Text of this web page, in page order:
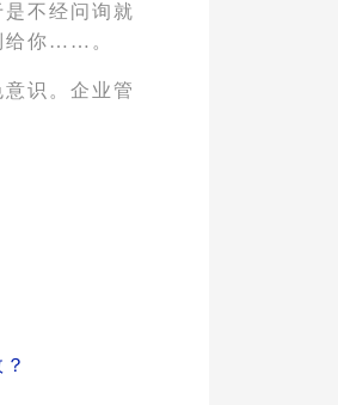
是不经问询就
给你……。
识。企业管